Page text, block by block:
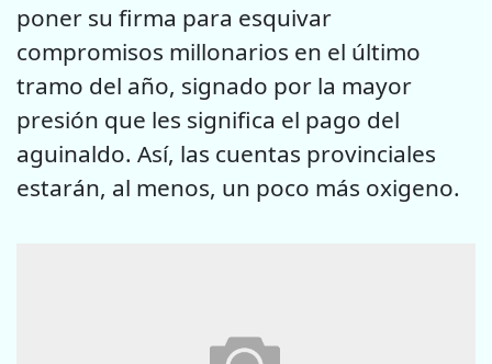
poner su firma para esquivar
compromisos millonarios en el último
tramo del año, signado por la mayor
presión que les significa el pago del
aguinaldo. Así, las cuentas provinciales
estarán, al menos, un poco más oxigeno.